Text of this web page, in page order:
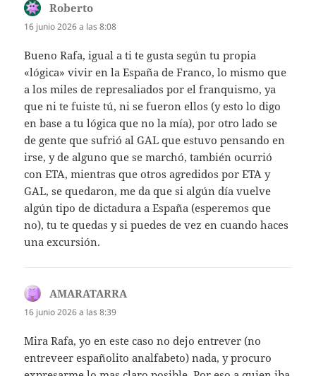
Roberto
16 junio 2026 a las 8:08
Bueno Rafa, igual a ti te gusta según tu propia
«lógica» vivir en la España de Franco, lo mismo que
a los miles de represaliados por el franquismo, ya
que ni te fuiste tú, ni se fueron ellos (y esto lo digo
en base a tu lógica que no la mía), por otro lado se
de gente que sufrió al GAL que estuvo pensando en
irse, y de alguno que se marchó, también ocurrió
con ETA, mientras que otros agredidos por ETA y
GAL, se quedaron, me da que si algún día vuelve
algún tipo de dictadura a España (esperemos que
no), tu te quedas y si puedes de vez en cuando haces
una excursión.
AMARATARRAdice:
16 junio 2026 a las 8:39
Mira Rafa, yo en este caso no dejo entrever (no
entreveer españolito analfabeto) nada, y procuro